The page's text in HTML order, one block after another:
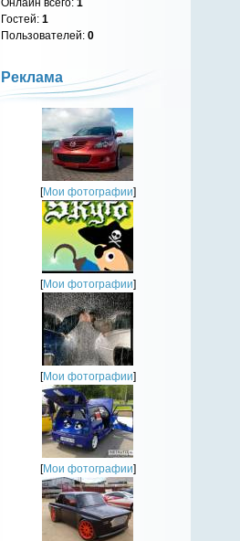
Гостей:1
Пользователей:0
Реклама
[Мои фотографии]
[Мои фотографии]
[Мои фотографии]
[Мои фотографии]